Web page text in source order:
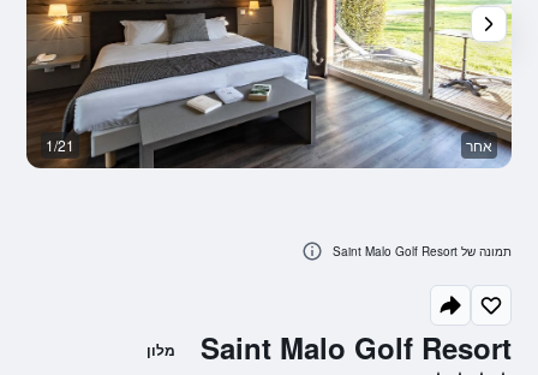
Saint Malo Golf Resort מלון
אחר 1/21
תמונה של Saint Malo Golf Resort